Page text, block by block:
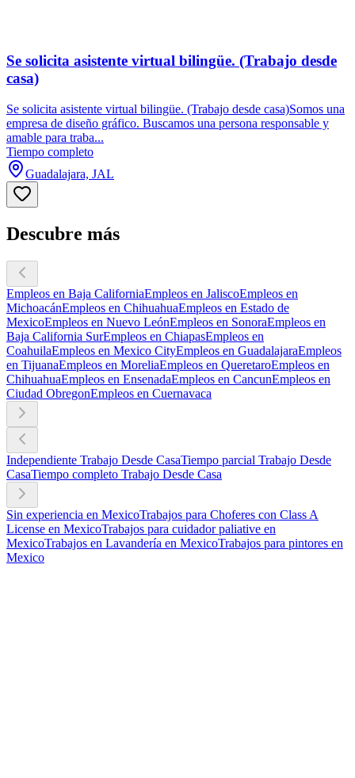
Se solicita asistente virtual bilingüe. (Trabajo desde
casa)
Se solicita asistente virtual bilingüe. (Trabajo desde casa)Somos una
empresa de diseño gráfico. Buscamos una persona responsable y
amable para traba...
Tiempo completo
Guadalajara, JAL
Descubre más
Empleos en Baja CaliforniaEmpleos en JaliscoEmpleos en
MichoacánEmpleos en ChihuahuaEmpleos en Estado de
MexicoEmpleos en Nuevo LeónEmpleos en SonoraEmpleos en
Baja California SurEmpleos en ChiapasEmpleos en
CoahuilaEmpleos en Mexico CityEmpleos en GuadalajaraEmpleos
en TijuanaEmpleos en MoreliaEmpleos en QueretaroEmpleos en
ChihuahuaEmpleos en EnsenadaEmpleos en CancunEmpleos en
Ciudad ObregonEmpleos en Cuernavaca
Independiente Trabajo Desde CasaTiempo parcial Trabajo Desde
CasaTiempo completo Trabajo Desde Casa
Sin experiencia en MexicoTrabajos para Choferes con Class A
License en MexicoTrabajos para cuidador paliative en
MexicoTrabajos en Lavandería en MexicoTrabajos para pintores en
Mexico